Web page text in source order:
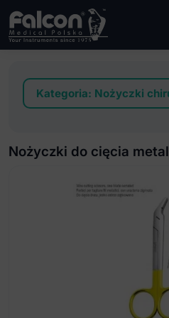
Kategoria: Nożyczki
Falcon-Cut Nożyczki
Nożyczki delikatne
Nożyczki dla leworęcznych
Nożyczki do cięcia metalu
Nożyczki do cięcia
Nożyczki do cięcia